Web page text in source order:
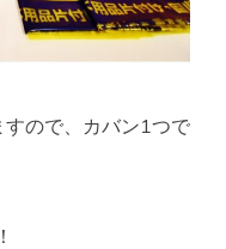
ので、カバン1つで